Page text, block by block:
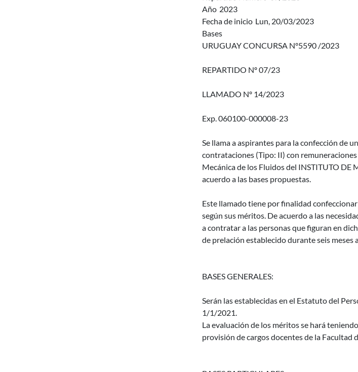
Año 2023
Fecha de inicio Lun, 20/03/2023
Bases
URUGUAY CONCURSA N°5590 /2023
REPARTIDO Nº 07/23
LLAMADO Nº 14/2023
Exp. 060100-000008-23
Se llama a aspirantes para la confección de
contrataciones (Tipo: II) con
Mecánica de los Fluidos del INSTITUTO DE
acuerdo a las bases propuestas.
Este llamado tiene por finalidad
según sus méritos. De acuerdo a las
a contratar a las personas que figuran en
de prelación establecido durante seis meses
BASES GENERALES:
Serán las establecidas en el Estatuto del
1/1/2021.
La evaluación de los méritos se hará
provisión de cargos docentes de la Facultad